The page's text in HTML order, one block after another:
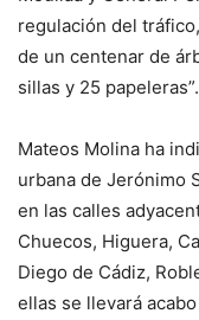
regulación del
de un centenar de
sillas y 25 papeleras”.
Mateos Molina ha
urbana de Jerónimo
en las calles
Chuecos, Higuera,
Diego de Cádiz,
ellas se llevará